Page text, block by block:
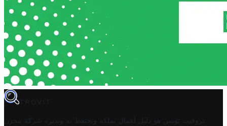
TROVIT
تروفيت تونس هو دليل أعمال تملكه وتحتفظ به وتديره
شركة مخزن